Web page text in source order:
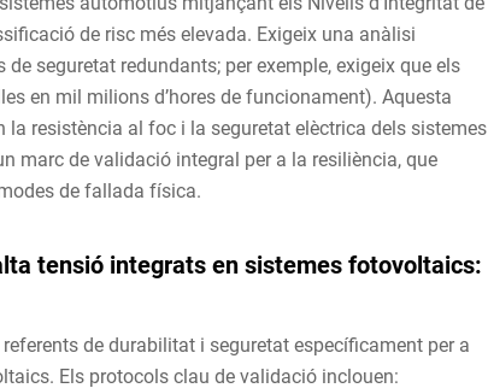
de risc més elevada. Exigeix una anàlisi
seguretat redundants; per exemple, exigeix que els
en mil milions d’hores de funcionament). Aquesta
la resistència al foc i la seguretat elèctrica dels sistemes
marc de validació integral per a la resiliència, que
de fallada física.
tensió integrats en sistemes fotovoltaics:
de durabilitat i seguretat específicament per a
Els protocols clau de validació inclouen: